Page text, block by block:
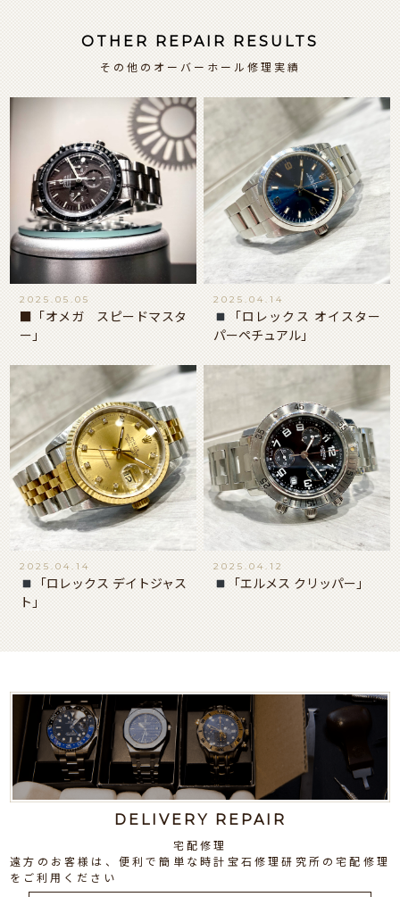
OTHER REPAIR RESULTS
その他のオーバーホール修理実績
2025.05.05
■「オメガ スピードマスタ
ー」
2025.04.14
「ロレックス オイスター
パーペチュアル」
2025.04.14
「ロレックス デイトジャス
ト」
2025.04.12
「エルメス クリッパー」
DELIVERY REPAIR
宅配修理
遠方のお客様は、便利で簡単な時計宝石修理研究所の宅配修理
をご利用ください